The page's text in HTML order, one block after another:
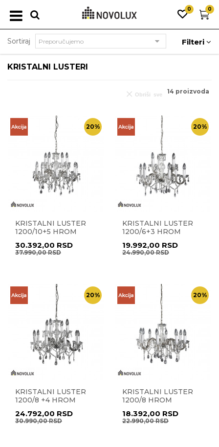
0
0
KRISTALNI LUSTERI
Sortiraj Filteri
14 proizvoda
Obriši sve
20%
KRISTALNI LUSTER
1200/10+5 HROM
30.392,00 RSD
37.990,00RSD
20%
KRISTALNI LUSTER
1200/6+3 HROM
19.992,00 RSD
24.990,00RSD
20%
KRISTALNI LUSTER
1200/8 +4 HROM
24.792,00 RSD
30.990,00RSD
20%
KRISTALNI LUSTER
1200/8 HROM
18.392,00 RSD
22.990,00RSD